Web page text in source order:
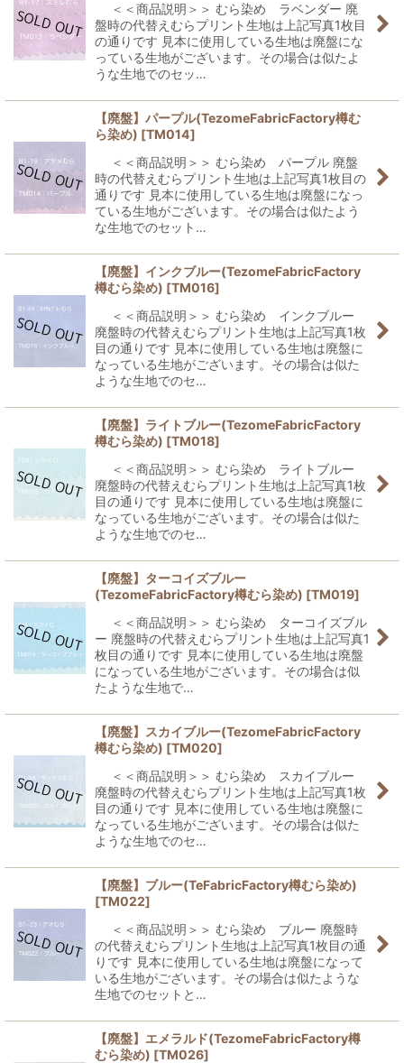
＜＜商品説明＞＞ むら染め ラベンダー 廃
盤時の代替えむらプリント生地は上記写真1枚目
の通りです 見本に使用している生地は廃盤にな
っている生地がございます。その場合は似たよ
うな生地でのセッ…
【廃盤】パープル(TezomeFabricFactory樽む
ら染め) [TM014]
＜＜商品説明＞＞ むら染め パープル 廃盤
時の代替えむらプリント生地は上記写真1枚目の
通りです 見本に使用している生地は廃盤になっ
ている生地がございます。その場合は似たよう
な生地でのセット…
【廃盤】インクブルー(TezomeFabricFactory
樽むら染め) [TM016]
＜＜商品説明＞＞ むら染め インクブルー
廃盤時の代替えむらプリント生地は上記写真1枚
目の通りです 見本に使用している生地は廃盤に
なっている生地がございます。その場合は似た
ような生地でのセ…
【廃盤】ライトブルー(TezomeFabricFactory
樽むら染め) [TM018]
＜＜商品説明＞＞ むら染め ライトブルー
廃盤時の代替えむらプリント生地は上記写真1枚
目の通りです 見本に使用している生地は廃盤に
なっている生地がございます。その場合は似た
ような生地でのセ…
【廃盤】ターコイズブルー
(TezomeFabricFactory樽むら染め) [TM019]
＜＜商品説明＞＞ むら染め ターコイズブル
ー 廃盤時の代替えむらプリント生地は上記写真1
枚目の通りです 見本に使用している生地は廃盤
になっている生地がございます。その場合は似
たような生地で…
【廃盤】スカイブルー(TezomeFabricFactory
樽むら染め) [TM020]
＜＜商品説明＞＞ むら染め スカイブルー
廃盤時の代替えむらプリント生地は上記写真1枚
目の通りです 見本に使用している生地は廃盤に
なっている生地がございます。その場合は似た
ような生地でのセ…
【廃盤】ブルー(TeFabricFactory樽むら染め)
[TM022]
＜＜商品説明＞＞ むら染め ブルー 廃盤時
の代替えむらプリント生地は上記写真1枚目の通
りです 見本に使用している生地は廃盤になって
いる生地がございます。その場合は似たような
生地でのセットと…
【廃盤】エメラルド(TezomeFabricFactory樽
むら染め) [TM026]